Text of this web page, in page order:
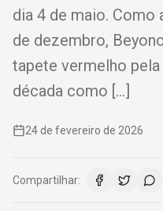
dia 4 de maio. Como
de dezembro,
tapete vermelho
década como […]
24 de fevereiro de 2026
Compartilhar: